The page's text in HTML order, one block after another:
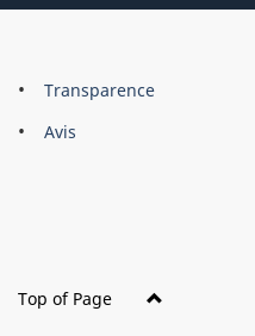
About
this
Brand
Transparence
Avis
Top of Page